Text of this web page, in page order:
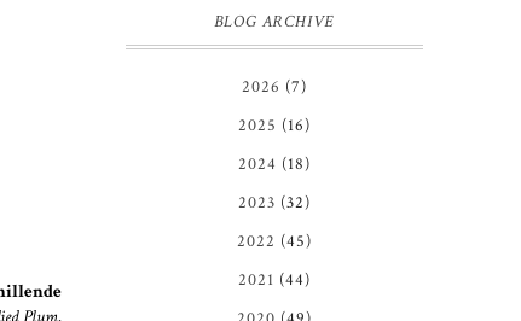
BLOG ARCHIVE
2026 (7)
2025 (16)
2024 (18)
2023 (32)
2022 (45)
2021 (44)